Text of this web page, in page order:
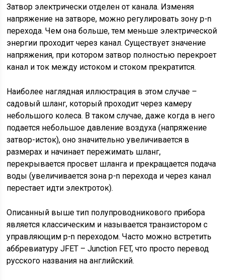
Затвор электрически отделен от канала. Изменяя
напряжение на затворе, можно регулировать зону p-n
перехода. Чем она больше, тем меньше электрической
энергии проходит через канал. Существует значение
напряжения, при котором затвор полностью перекроет
канал и ток между истоком и стоком прекратится.
Наиболее наглядная иллюстрация в этом случае –
садовый шланг, который проходит через камеру
небольшого колеса. В таком случае, даже когда в него
подается небольшое давление воздуха (напряжение
затвор-исток), оно значительно увеличивается в
размерах и начинает пережимать шланг,
перекрывается просвет шланга и прекращается подача
воды (увеличивается зона p-n перехода и через канал
перестает идти электроток).
Описанный выше тип полупроводникового прибора
является классическим и называется транзистором с
управляющим p-n переходом. Часто можно встретить
аббревиатуру JFET – Junction FET, что просто перевод
русского названия на английский.